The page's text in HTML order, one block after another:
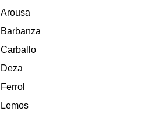
Arousa
Barbanza
Carballo
Deza
Ferrol
Lemos